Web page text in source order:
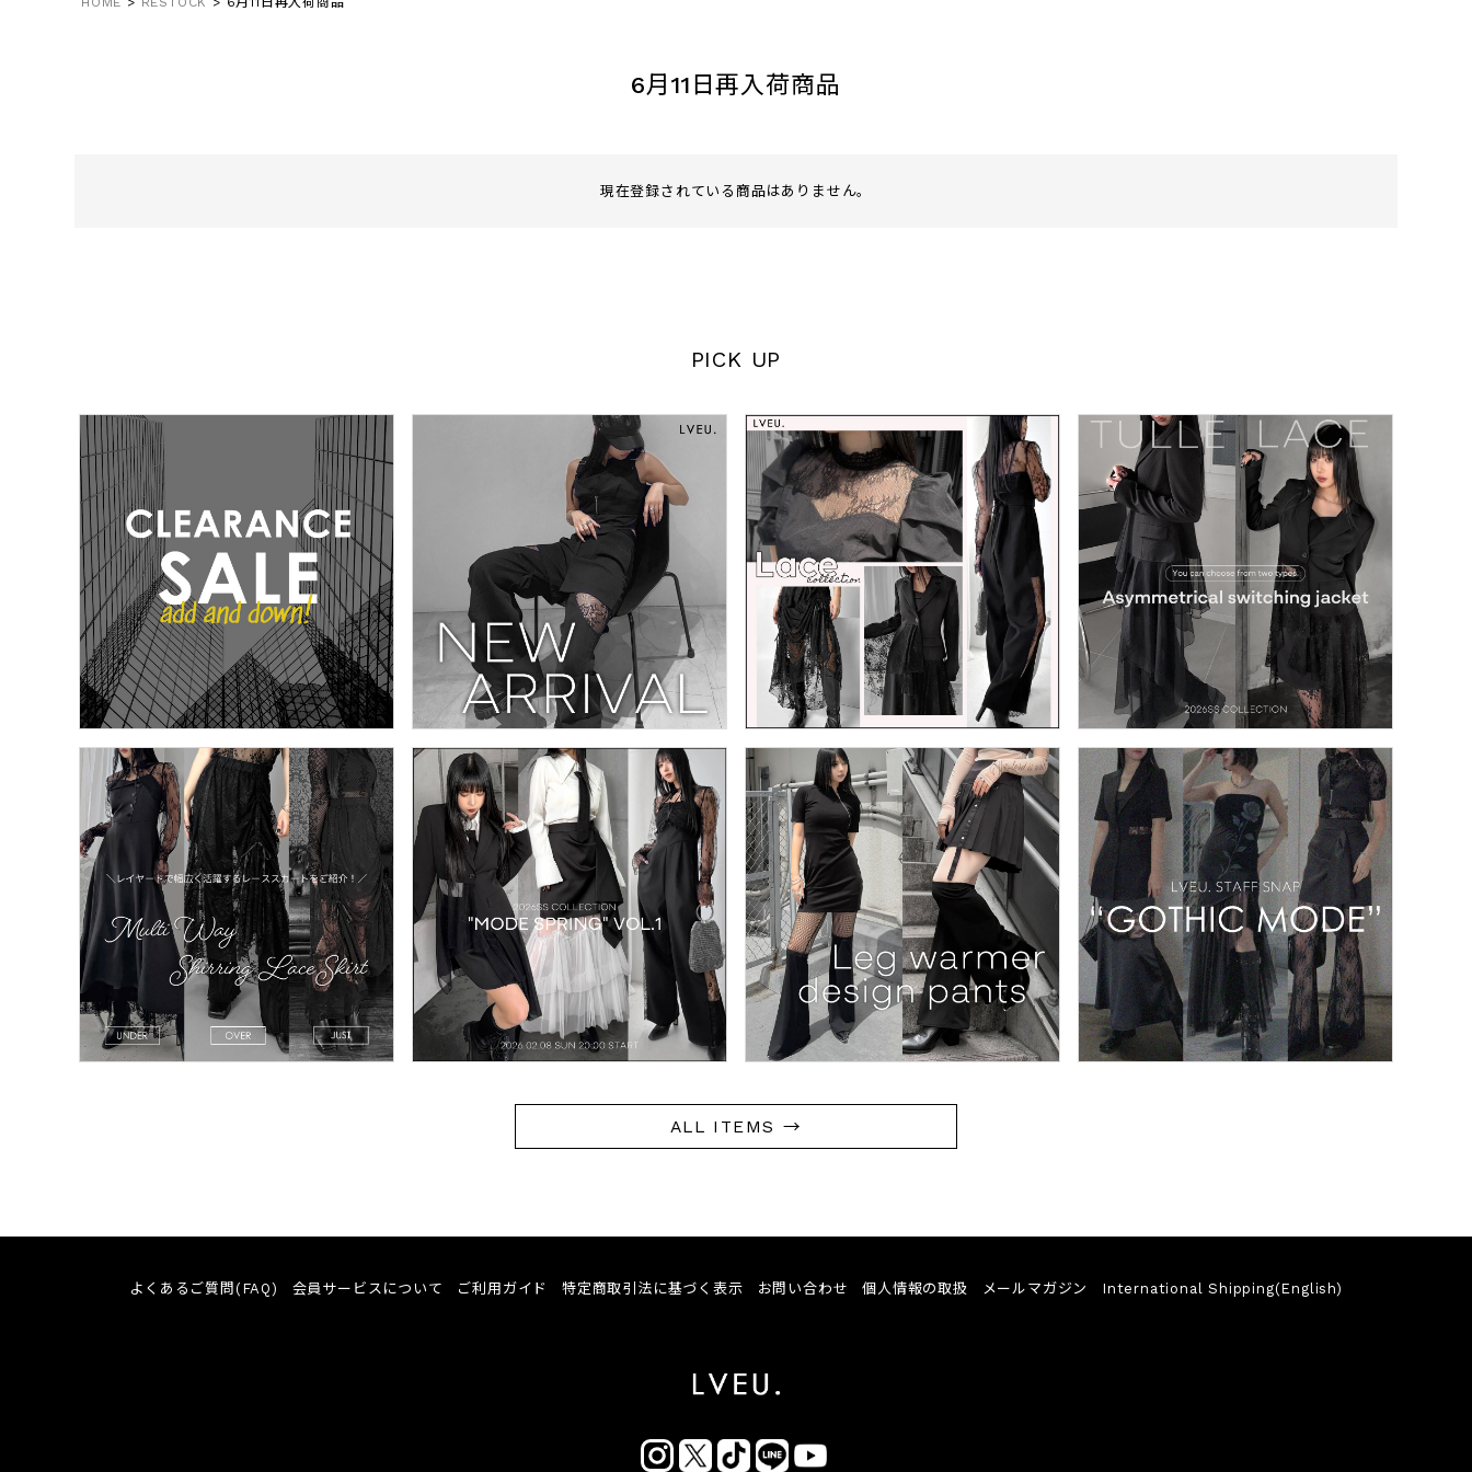
6月11日再入荷商品
現在登録されている商品はありません。
PICK UP
ALL ITEMS →
よくあるご質問(FAQ) 会員サービスについて ご利用ガイド 特定商取引法に基づく表示 お問い合わせ 個人情報の取扱 メールマガジン International Shipping(English)